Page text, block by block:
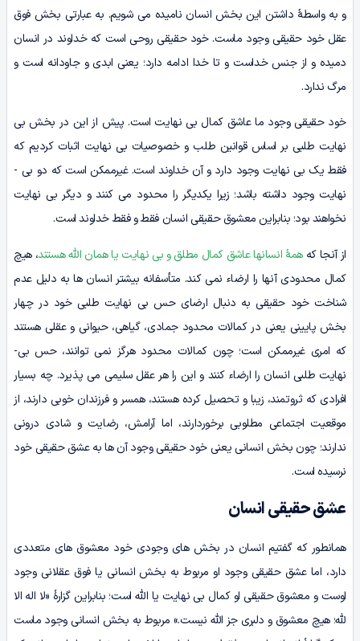
و به واسطۀ داشتن این بخش انسان نامیده می شویم. به عبارتی بخش فوق
عقل خود حقیقی وجود ماست. خود حقیقی روحی است که خداوند در انسان
دمیده و از جنس خداست و تا خدا ادامه دارد؛ یعنی ابدی و جاودانه است و
مرگ ندارد.
خود حقیقی وجود ما عاشق کمال بی ­نهایت است. پیش از این در بخش بی‌
نهایت طلبی بر اساس قوانین طلب و خصوصیات بی‌ نهایت اثبات کردیم که
فقط یک بی ­نهایت وجود دارد و آن خداوند است. غیرممکن است که دو بی ­
نهایت وجود داشته باشد؛ زیرا یکدیگر را محدود می ­کنند و دیگر بی­ نهایت
نخواهند بود؛ بنابراین معشوق حقیقی انسان فقط و فقط خداوند است.
از آنجا کههمۀ انسان­ها عاشق کمال مطلق و بی ­نهایت یا همان الله هستند، هیچ
کمال محدودی آن­ها را ارضاء نمی­ کند. متأسفانه بیشتر انسان ­ها به دلیل عدم
شناخت خود حقیقی به دنبال ارضای حس بی­ نهایت طلبی خود در چهار
بخش پایینی یعنی در کمالات محدود جمادی، گیاهی، حیوانی و عقلی هستند
که امری غیرممکن است؛ چون کمالات محدود هرگز نمی توانند، حس بی­­
نهایت­ طلبی انسان را ارضاء کنند و این را هر عقل سلیمی می ­پذیرد. چه بسیار
افرادی که ثروتمند، زیبا و تحصیل کرده هستند، همسر و فرزندان خوبی دارند، از
موقعیت اجتماعی مطلوبی برخوردارند، اما آرامش، رضایت و شادی درونی
ندارند؛ چون بخش انسانی یعنی خود حقیقی وجود آن ­ها به عشق حقیقی خود
نرسیده است.
عشق حقیقی انسان
همان­طور که گفتیم انسان در بخش ­های وجودی خود معشوق های متعددی
دارد، اما عشق حقیقی وجود او مربوط به بخش انسانی یا فوق عقلانی وجود
اوست و معشوق حقیقی او کمال بی ­نهایت یا الله است؛ بنابراین گزارۀ «لا اله­ الا
لله؛ هیچ معشوق و دلبری جز الله نیست.» مربوط به بخش انسانی وجود ماست